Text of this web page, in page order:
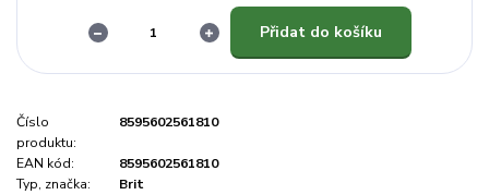
Přidat do košíku
Číslo
produktu:
8595602561810
EAN kód:
8595602561810
Typ, značka:
Brit